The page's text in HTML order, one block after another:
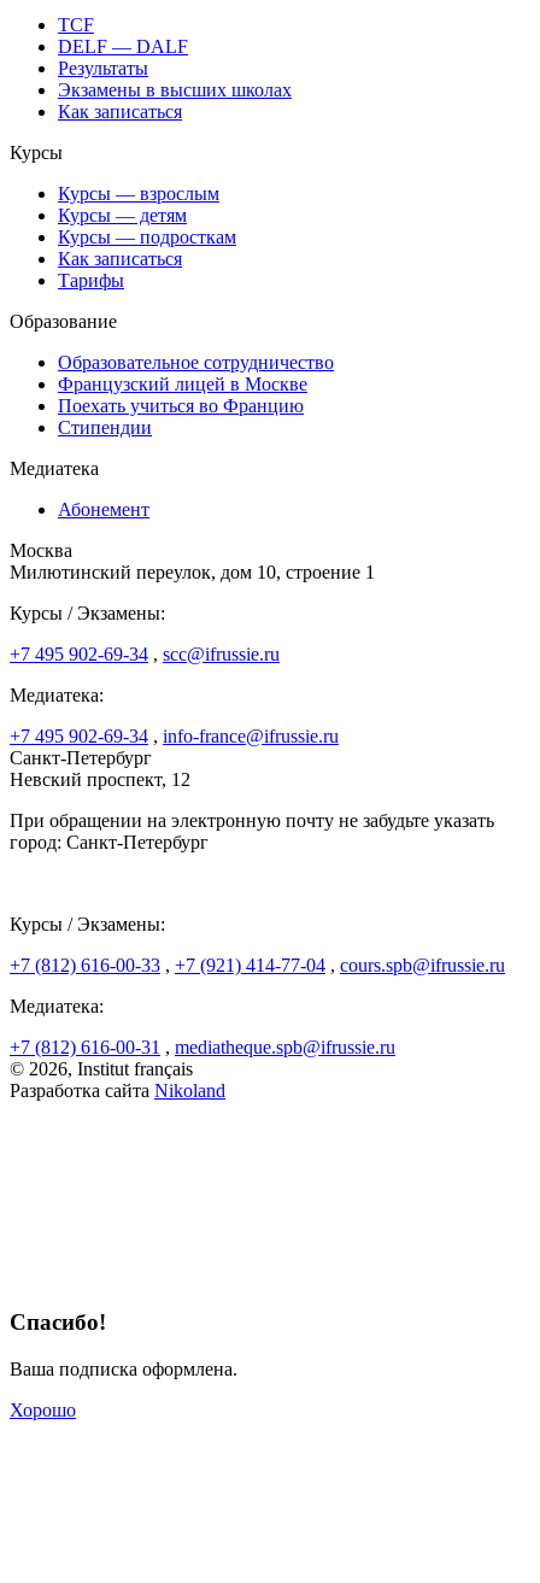
TCF
DELF — DALF
Результаты
Экзамены в высших школах
Как записаться
Курсы
Курсы — взрослым
Курсы — детям
Курсы — подросткам
Как записаться
Тарифы
Образование
Образовательное сотрудничество
Французский лицей в Москве
Поехать учиться во Францию
Стипендии
Медиатека
Абонемент
Москва
Милютинский переулок, дом 10, строение 1
Курсы / Экзамены:
+7 495 902-69-34 , scc@ifrussie.ru
Медиатека:
+7 495 902-69-34 , info-france@ifrussie.ru
Санкт-Петербург
Невский проспект, 12
При обращении на электронную почту не забудьте указать
город: Санкт-Петербург
Курсы / Экзамены:
+7 (812) 616-00-33 , +7 (921) 414-77-04 , cours.spb@ifrussie.ru
Медиатека:
+7 (812) 616-00-31 , mediatheque.spb@ifrussie.ru
© 2026, Institut français
Разработка сайта Nikoland
Спасибо!
Ваша подписка оформлена.
Хорошо